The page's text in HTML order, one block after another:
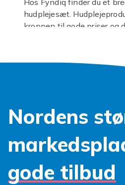
Hos Fyndiq finder du et
hudplejesæt.
kroppen til gode priser og
Kropsvenlige ingredienser
ceramider, shea butter
Udforsk mere
Nordens
gode tilbud